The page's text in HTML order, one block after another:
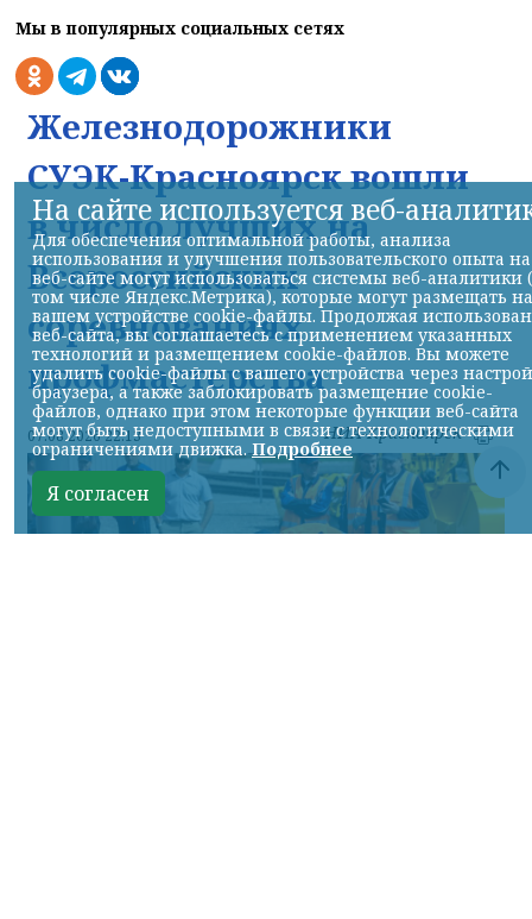
Мы в популярных социальных сетях
Железнодорожники
СУЭК-Красноярск вошли
в число лучших на
Всероссийских
соревнованиях
профмастерства
07.08.2026 22:13 НИА-Красноярск
На сайте используется веб-
Для обеспечения оптимальной работы, анализа
использования и улучшения пользовательского опыта на
веб-сайте могут использоваться системы веб-аналитики
том числе Яндекс.Метрика), которые могут размещать на
вашем устройстве cookie-файлы. Продолжая
веб-сайта, вы соглашаетесь с применением указанных
технологий и размещением cookie-файлов. Вы можете
удалить cookie-файлы с вашего устройства через
браузера, а также заблокировать размещение cookie-
файлов, однако при этом некоторые функции веб-сайта
могут быть недоступными в связи с технологическими
ограничениями движка.Подробнее
Я согласен